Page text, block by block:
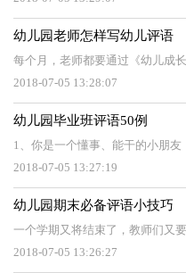
幼儿园老师怎样写幼儿评语
每个月，老师都要通过《幼儿成
2018-07-05 13:28:07
幼儿园毕业班评语50例
1、你是一个懂事、能干的小朋
2018-07-05 13:27:19
幼儿园期末必备评语小技巧
一个学期又将结束了，教师们又
2018-07-05 13:26:27